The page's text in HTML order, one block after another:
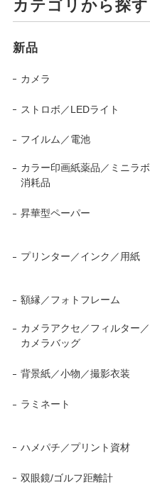
カテゴリから探す
新品
カメラ
ストロボ／LEDライト
フイルム／電池
カラー印画紙薬品／ミニラボ
消耗品
昇華型ペーパー
プリンター／インク／用紙
額縁／フォトフレーム
カメラアクセ／フィルター／
カメラバッグ
背景紙／小物／撮影衣装
ラミネート
ハメパチ／プリント資材
双眼鏡/ゴルフ距離計